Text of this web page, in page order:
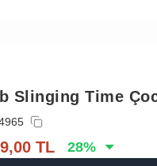
Slinging Time
TL 28%